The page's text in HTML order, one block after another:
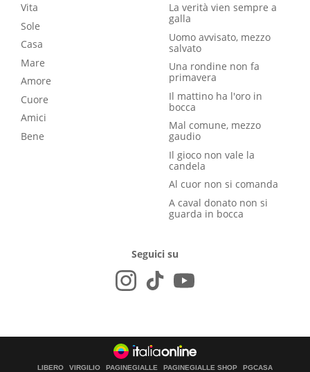
Vita
Sole
Casa
Mare
Amore
Cuore
Amici
Bene
La verità vien sempre a
galla
Uomo avvisato, mezzo
salvato
Una rondine non fa
primavera
Il mattino ha l'oro in
bocca
Mal comune, mezzo
gaudio
Il gioco non vale la
candela
Al cuor non si comanda
A caval donato non si
guarda in bocca
Seguici su
LIBERO VIRGILIO PAGINEGIALLE PAGINEGIALLE SHOP PGCASA